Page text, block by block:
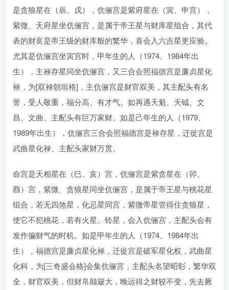
是贪狼星在（辰、戌），伉俪宫是紫府星在（寅、申宫），
紫微、天府星坐伉俪宫，是属于帝王星与财库星组合，其代
表的财富是帝王级的财库般的繁华，喜会入六吉星更应验。
尤其是伉俪宫坐寅宫时，甲年生的人（1974、1984年出
生），主禄存星同坐伉俪宫，又三合会照福德宫是廉贞星化
禄，为[双禄朝垣格]，主伉俪宫是财官双美，其主配头有名
誉，受人敬重，福分高、有才气。如再遇天魁、天钺、文
昌、文曲、主配头有巨万家财。如是己年生的人（1979、
1989年出生），伉俪宫三合会照福德宫是禄存星，迁徙宫是
武曲星化禄、主配头家财万贯。
命宫是天相星在（巳、亥）宫，伉俪宫是紫贪星在（卯、
酉）宫，紫微、贪狼星同坐伉俪宫，是属于帝王星与桃花星
组合，若无四煞星，化忌星同宫，紫微帝星管得住贪狼星，
使它不犯桃花，若有火星、铃星，会入伉俪宫，主配头会有
发作偏财气的时机。如是甲年生的人（1974、1984年出
生），福德宫是廉贞星化禄，迁徙宫是破军星化权，武曲星
化科，为[三奇盛会格]会集伉俪宫，主配头名望昭彰，繁华双
全，财官双美，但财帛颠簸大，晚运得之财较不变，先去厥